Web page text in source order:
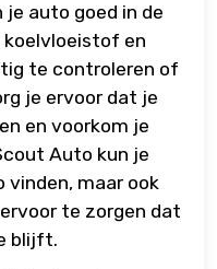
auto goed in de
koelvloeistof en
te controleren of
je ervoor dat je
en voorkom je
Auto kun je
maar ook
te zorgen dat
blijft.